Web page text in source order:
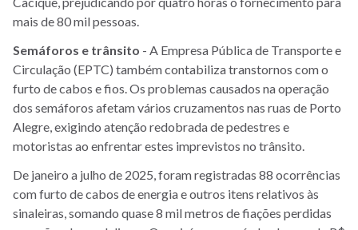
mais de 80 mil pessoas.
Semáforos e trânsito - A Empresa Pública de Transporte e
Circulação (EPTC) também contabiliza transtornos com o
furto de cabos e fios. Os problemas causados na operação
dos semáforos afetam vários cruzamentos nas ruas de Porto
Alegre, exigindo atenção redobrada de pedestres e
motoristas ao enfrentar estes imprevistos no trânsito.
De janeiro a julho de 2025, foram registradas 88 ocorrências
com furto de cabos de energia e outros itens relativos às
sinaleiras, somando quase 8 mil metros de fiações perdidas